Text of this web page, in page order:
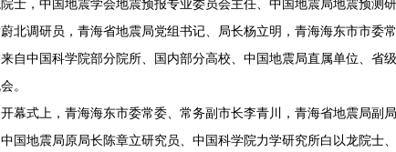
士，中国地震学会地震预报专业委员会主任、中国地震局地震预测
北调研员，青海省地震局党组书记、局长杨立明，青海海东市市委
自中国科学院部分院所、国内部分高校、中国地震局直属单位、省
。
开幕式上，青海海东市委常委、常务副市长李青川，青海省地震局副
国地震局原局长陈章立研究员、中国科学院力学研究所白以龙院士